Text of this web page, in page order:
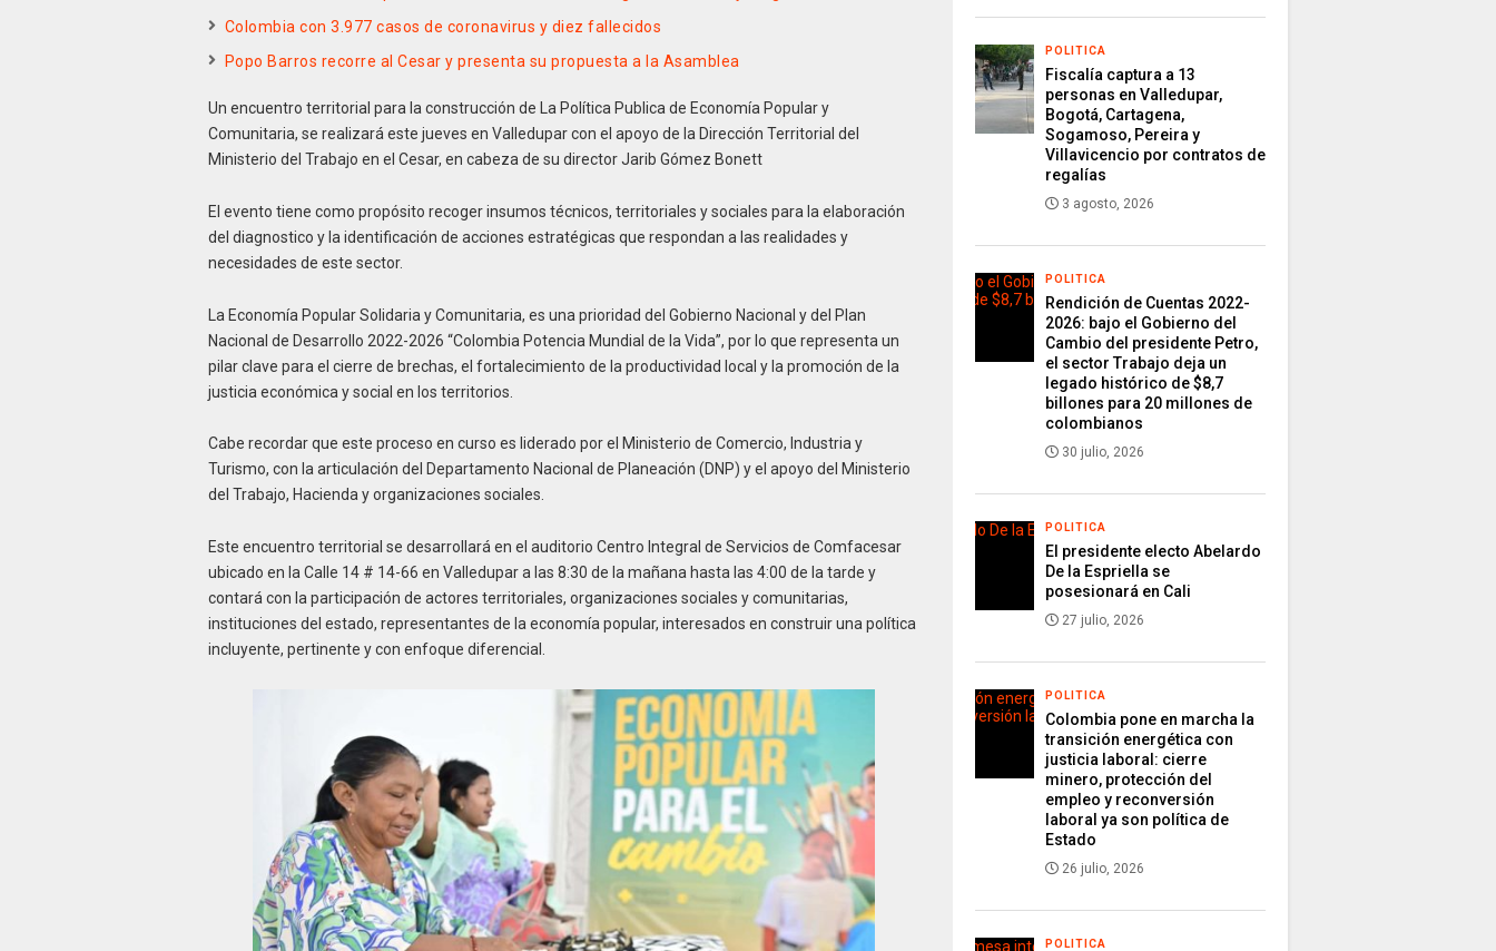
Colombia con 3.977 casos de coronavirus y diez fallecidos
Popo Barros recorre al Cesar y presenta su propuesta a la Asamblea
Un encuentro territorial para la construcción de La Política Publica de Economía Popular y
Comunitaria, se realizará este jueves en Valledupar con el apoyo de la Dirección Territorial del
Ministerio del Trabajo en el Cesar, en cabeza de su director Jarib Gómez Bonett
El evento tiene como propósito recoger insumos técnicos, territoriales y sociales para la elaboración
del diagnostico y la identificación de acciones estratégicas que respondan a las realidades y
necesidades de este sector.
La Economía Popular Solidaria y Comunitaria, es una prioridad del Gobierno Nacional y del Plan
Nacional de Desarrollo 2022-2026 “Colombia Potencia Mundial de la Vida”, por lo que representa un
pilar clave para el cierre de brechas, el fortalecimiento de la productividad local y la promoción de la
justicia económica y social en los territorios.
Cabe recordar que este proceso en curso es liderado por el Ministerio de Comercio, Industria y
Turismo, con la articulación del Departamento Nacional de Planeación (DNP) y el apoyo del Ministerio
del Trabajo, Hacienda y organizaciones sociales.
Este encuentro territorial se desarrollará en el auditorio Centro Integral de Servicios de Comfacesar
ubicado en la Calle 14 # 14-66 en Valledupar a las 8:30 de la mañana hasta las 4:00 de la tarde y
contará con la participación de actores territoriales, organizaciones sociales y comunitarias,
instituciones del estado, representantes de la economía popular, interesados en construir una política
incluyente, pertinente y con enfoque diferencial.
POLITICA
Fiscalía captura a 13
personas en Valledupar,
Bogotá, Cartagena,
Sogamoso, Pereira y
Villavicencio por contratos de
regalías
3 agosto, 2026
POLITICA
Rendición de Cuentas 2022-
2026: bajo el Gobierno del
Cambio del presidente Petro,
el sector Trabajo deja un
legado histórico de $8,7
billones para 20 millones de
colombianos
30 julio, 2026
POLITICA
El presidente electo Abelardo
De la Espriella se
posesionará en Cali
27 julio, 2026
POLITICA
Colombia pone en marcha la
transición energética con
justicia laboral: cierre
minero, protección del
empleo y reconversión
laboral ya son política de
Estado
26 julio, 2026
POLITICA